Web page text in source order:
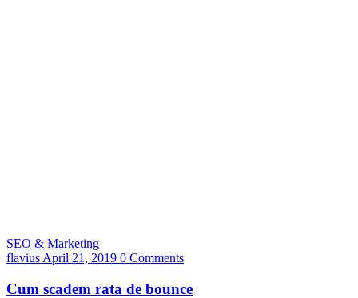
SEO & Marketing
flavius April 21, 2019 0 Comments
Cum scadem rata de bounce